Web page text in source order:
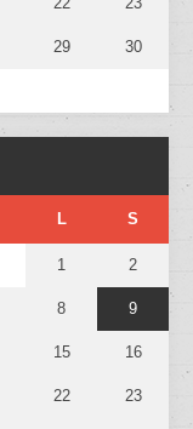
29 30
L S
1 2
8 9
15 16
22 23